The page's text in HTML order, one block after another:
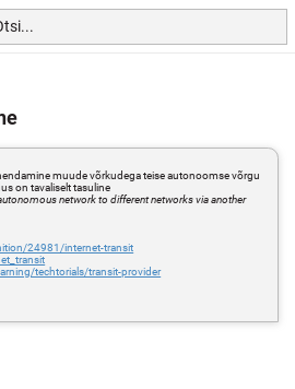
muude võrkudega teise autonoomse võrgu
on tavaliselt tasuline
network to different networks via another
24981/internet-transit
techtorials/transit-provider